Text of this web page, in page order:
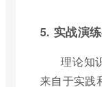
5. 实战演
理论知
来自于实践